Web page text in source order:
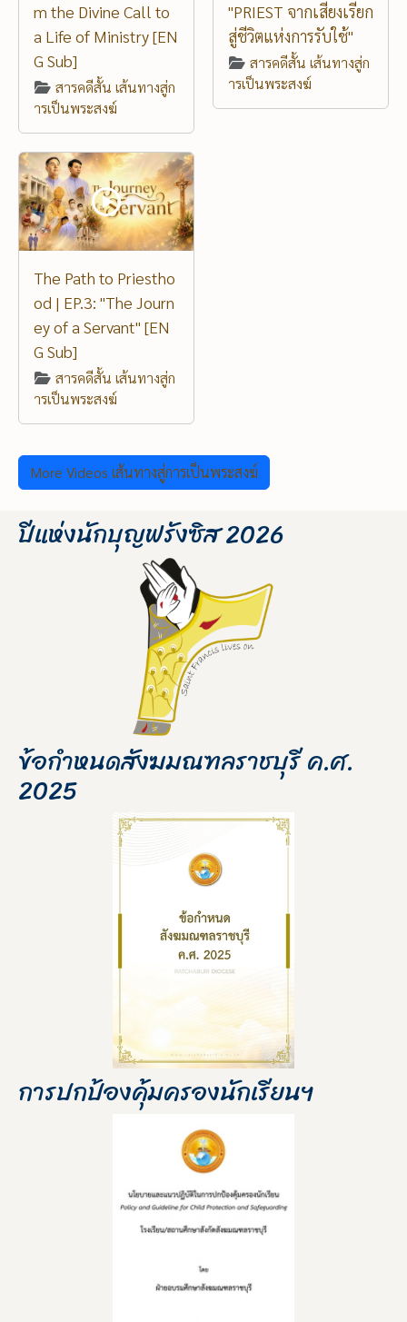
m the Divine Call to
a Life of Ministry [EN
G Sub]
สารคดีสั้น เส้นทางสู่ก
ารเป็นพระสงฆ์
"PRIEST จากเสียงเรียก
สู่ชีวิตแห่งการรับใช้"
สารคดีสั้น เส้นทางสู่ก
ารเป็นพระสงฆ์
The Path to Priestho
od | EP.3: "The Journ
ey of a Servant" [EN
G Sub]
สารคดีสั้น เส้นทางสู่ก
ารเป็นพระสงฆ์
More Videos เส้นทางสู่การเป็นพระสงฆ์
ปีแห่งนักบุญฟรังซิส 2026
ข้อกำหนดสังฆมณฑลราชบุรี ค.ศ.
2025
การปกป้องคุ้มครองนักเรียนฯ